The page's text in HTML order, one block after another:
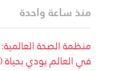
منذ ساعة واحدة
منظمة الصحة
في العالم يودي بحياة 1700 شخص